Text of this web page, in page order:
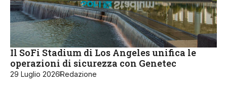
Il SoFi Stadium di Los Angeles unifica le
operazioni di sicurezza con Genetec
29 Luglio 2026Redazione